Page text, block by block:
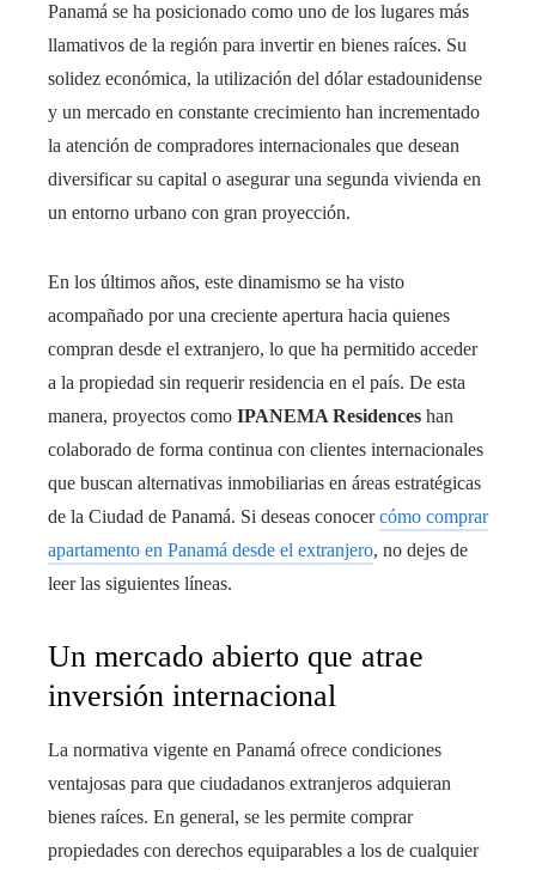
Panamá se ha posicionado como uno de los lugares más
llamativos de la región para invertir en bienes raíces. Su
solidez económica, la utilización del dólar estadounidense
y un mercado en constante crecimiento han incrementado
la atención de compradores internacionales que desean
diversificar su capital o asegurar una segunda vivienda en
un entorno urbano con gran proyección.
En los últimos años, este dinamismo se ha visto
acompañado por una creciente apertura hacia quienes
compran desde el extranjero, lo que ha permitido acceder
a la propiedad sin requerir residencia en el país. De esta
manera, proyectos como IPANEMA Residences han
colaborado de forma continua con clientes internacionales
que buscan alternativas inmobiliarias en áreas estratégicas
de la Ciudad de Panamá. Si deseas conocercómo comprar
apartamento en Panamá desde el extranjero, no dejes de
leer las siguientes líneas.
Un mercado abierto que atrae
inversión internacional
La normativa vigente en Panamá ofrece condiciones
ventajosas para que ciudadanos extranjeros adquieran
bienes raíces. En general, se les permite comprar
propiedades con derechos equiparables a los de cualquier